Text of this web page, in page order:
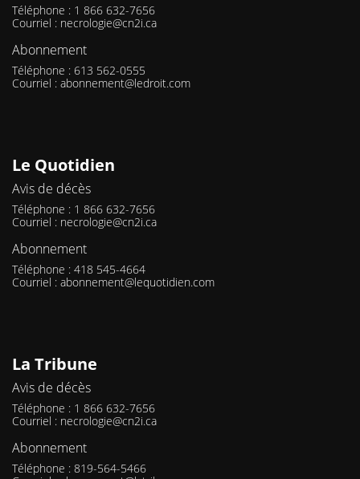
Téléphone : 1 866 632-7656
Courriel : necrologie@cn2i.ca
Abonnement
Téléphone : 613 562-0555
Courriel : abonnement@ledroit.com
Le Quotidien
Avis de décès
Téléphone : 1 866 632-7656
Courriel : necrologie@cn2i.ca
Abonnement
Téléphone : 418 545-4664
Courriel : abonnement@lequotidien.com
La Tribune
Avis de décès
Téléphone : 1 866 632-7656
Courriel : necrologie@cn2i.ca
Abonnement
Téléphone : 819-564-5466